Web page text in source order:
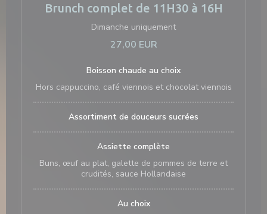
Brunch complet de 11H30 à 16H
Dimanche uniquement
27,00 EUR
Boisson chaude au choix
Hors cappuccino, café viennois et chocolat viennois
Assortiment de douceurs sucrées
Assiette complète
Buns, œuf au plat, galette de pommes de terre et
crudités, sauce Hollandaise
Au choix